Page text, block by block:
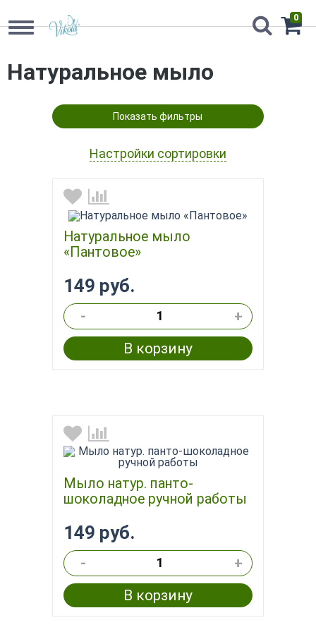
0
Натуральное мыло
Показать фильтры
Настройки сортировки
Натуральное мыло
«Пантовое»
149 руб.
-
+
В корзину
Мыло натур. панто-
шоколадное ручной работы
149 руб.
-
+
В корзину